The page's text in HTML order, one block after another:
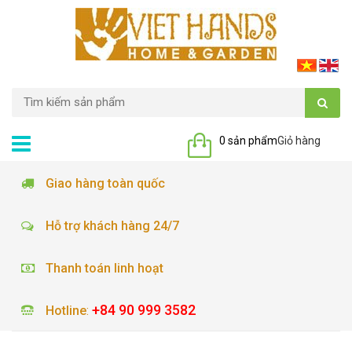
Giỏ hàng
0 sản phẩm
Giao hàng toàn quốc
Hỗ trợ khách hàng 24/7
Thanh toán linh hoạt
Hotline: +84 90 999 3582